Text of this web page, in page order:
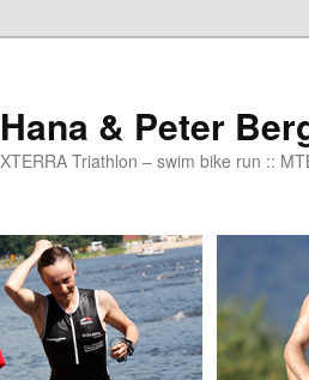
Hana & Peter
XTERRA Triathlon – swim bike run ::